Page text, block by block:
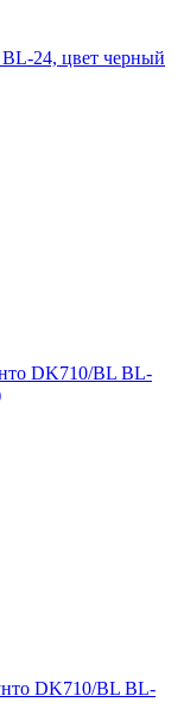
24, цвет черный
DK710/BL BL-
DK710/BL BL-